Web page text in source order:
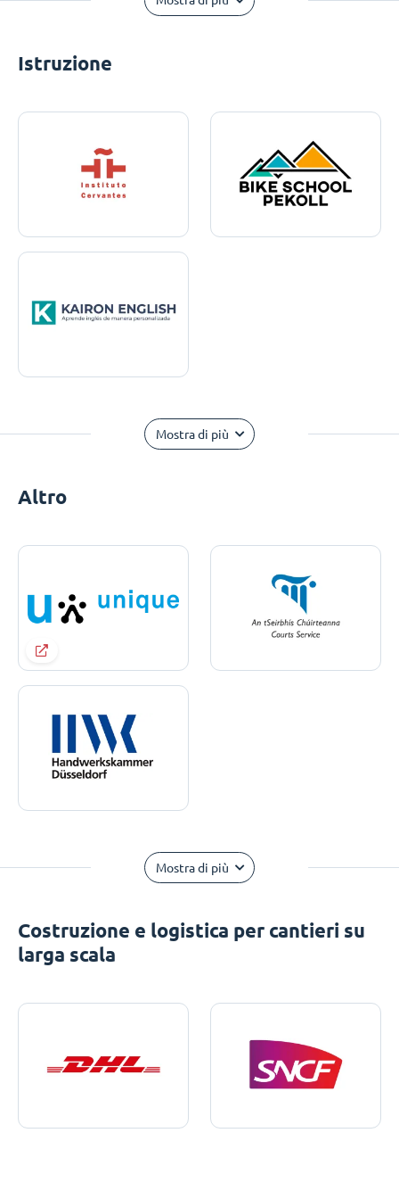
Istruzione
Mostra di più
Altro
Mostra di più
Costruzione e logistica per cantieri su
larga scala